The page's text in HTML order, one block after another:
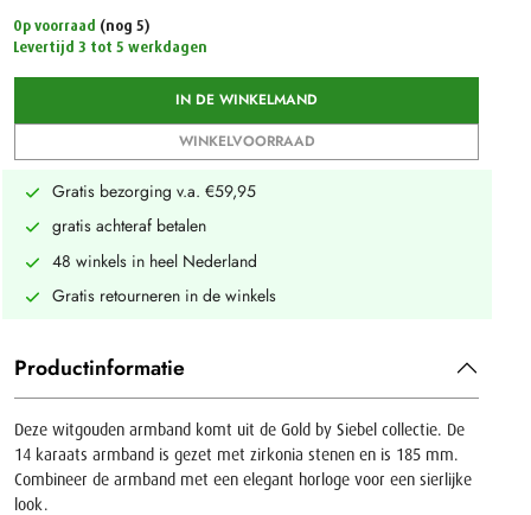
Op voorraad (nog 5)
Levertijd 3 tot 5 werkdagen
IN DE WINKELMAND
WINKELVOORRAAD
Gratis bezorging v.a. €59,95
gratis achteraf betalen
48 winkels in heel Nederland
Gratis retourneren in de winkels
Productinformatie
Deze witgouden armband komt uit de Gold by Siebel collectie. De
14 karaats armband is gezet met zirkonia stenen en is 185 mm.
Combineer de armband met een elegant horloge voor een sierlijke
look.